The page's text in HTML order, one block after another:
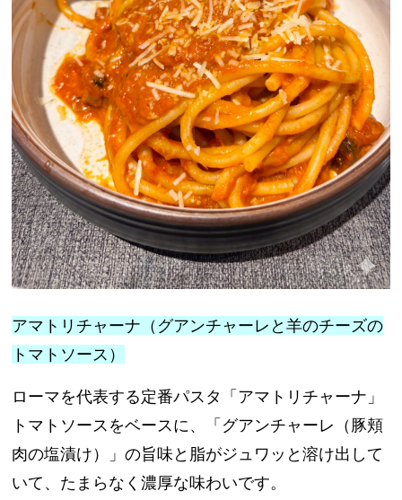
アマトリチャーナ（グアンチャーレと羊のチーズの
トマトソース）
ローマを代表する定番パスタ「アマトリチャーナ」
トマトソースをベースに、「グアンチャーレ（豚頬
肉の塩漬け）」の旨味と脂がジュワッと溶け出して
いて、たまらなく濃厚な味わいです。